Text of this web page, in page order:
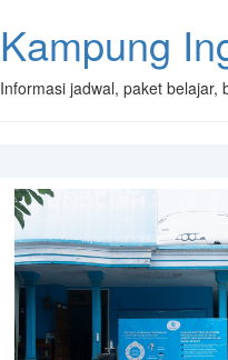
Kampung
Informasi jadwal, paket